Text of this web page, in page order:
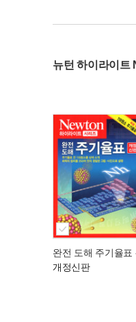
뉴턴 하이라이
완전 도해 주기율표
개정신판